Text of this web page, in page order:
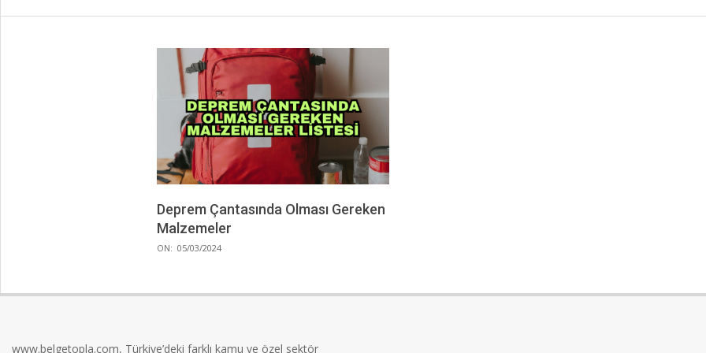
Deprem Çantasında Olması Gereken
Malzemeler
2024-
ON: 05/03/2024
www.belgetopla.com, Türkiye’deki farklı kamu ve özel sektör